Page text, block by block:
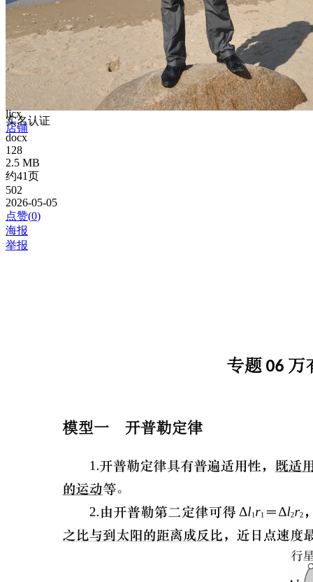
ljcx
实名认证
店铺
docx
128
2.5 MB
约41页
502
2026-05-05
点赞(0)
海报
举报